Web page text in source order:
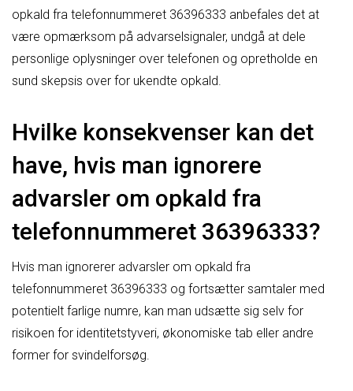
opkald fra telefonnummeret 36396333 anbefales det at
være opmærksom på advarselsignaler, undgå at dele
personlige oplysninger over telefonen og opretholde en
sund skepsis over for ukendte opkald.
Hvilke konsekvenser kan det
have, hvis man ignorere
advarsler om opkald fra
telefonnummeret 36396333?
Hvis man ignorerer advarsler om opkald fra
telefonnummeret 36396333 og fortsætter samtaler med
potentielt farlige numre, kan man udsætte sig selv for
risikoen for identitetstyveri, økonomiske tab eller andre
former for svindelforsøg.